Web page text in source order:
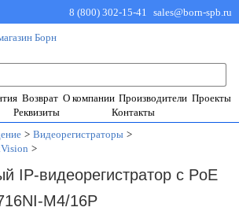
8 (800) 302-15-41 sales@born-spb.ru
Возврат О компании Производители Проекты
Реквизиты
Контакты
> Видеорегистраторы >
>
IP-видеорегистратор c PoE
M4/16P